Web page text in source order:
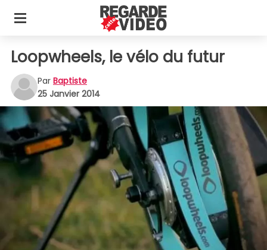
Loopwheels, le vélo du futur
Par Baptiste
25 Janvier 2014